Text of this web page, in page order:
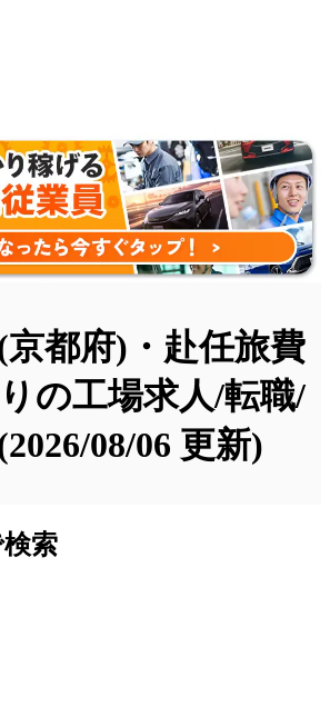
都府)・赴任旅費
の工場求人/転職/
08/06 更新)
索